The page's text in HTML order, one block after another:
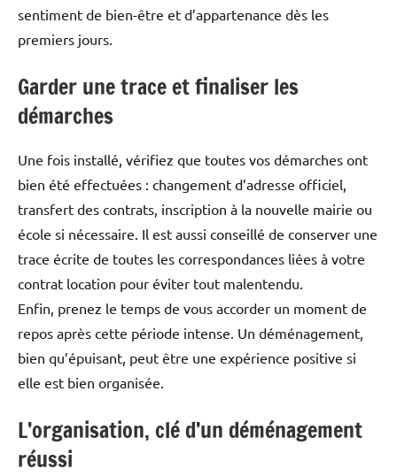
sentiment de bien-être et d’appartenance dès les
premiers jours.
Garder une trace et finaliser les
démarches
Une fois installé, vérifiez que toutes vos démarches ont
bien été effectuées : changement d’adresse officiel,
transfert des contrats, inscription à la nouvelle mairie ou
école si nécessaire. Il est aussi conseillé de conserver une
trace écrite de toutes les correspondances liées à votre
contrat location pour éviter tout malentendu.
Enfin, prenez le temps de vous accorder un moment de
repos après cette période intense. Un déménagement,
bien qu’épuisant, peut être une expérience positive si
elle est bien organisée.
L’organisation, clé d’un déménagement
réussi